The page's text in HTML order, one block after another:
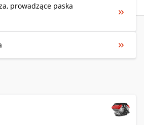
prowadzące paska